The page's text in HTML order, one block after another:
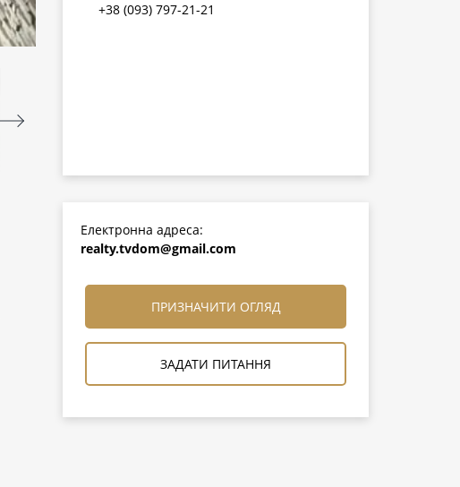
+38 (093) 797-21-21
Електронна адреса:
realty.tvdom@gmail.com
ПРИЗНАЧИТИ ОГЛЯД
ЗАДАТИ ПИТАННЯ